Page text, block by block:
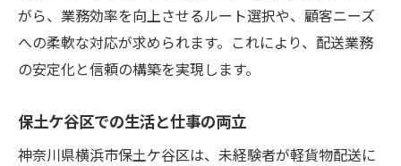
がら、業務効率を向上させるルート選択や、顧客ニーズ
への柔軟な対応が求められます。これにより、配送業務
の安定化と信頼の構築を実現します。
保土ケ谷区での生活と仕事の両立
神奈川県横浜市保土ケ谷区は、未経験者が軽貨物配送に